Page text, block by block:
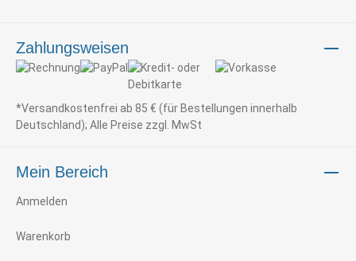
Zahlungsweisen
*Versandkostenfrei ab 85 € (für Bestellungen innerhalb
Deutschland); Alle Preise zzgl. MwSt
Mein Bereich
Anmelden
Warenkorb